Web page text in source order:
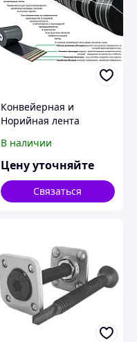
Конвейерная и
Норийная лента
В наличии
Цену уточняйте
Связаться